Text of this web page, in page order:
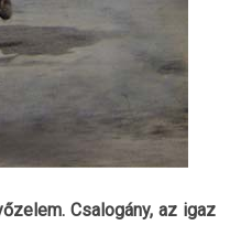
Csalogány, az igaz